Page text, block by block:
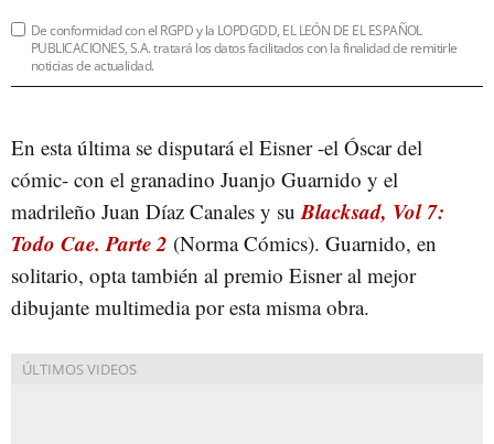
De conformidad con el RGPD y la LOPDGDD, EL LEÓN DE EL ESPAÑOL
PUBLICACIONES, S.A. tratará los datos facilitados con la finalidad de remitirle
noticias de actualidad.
En esta última se disputará el Eisner -el Óscar del
cómic- con el granadino Juanjo Guarnido y el
madrileño Juan Díaz Canales y su Blacksad, Vol 7:
Todo Cae. Parte 2 (Norma Cómics). Guarnido, en
solitario, opta también al premio Eisner al mejor
dibujante multimedia por esta misma obra.